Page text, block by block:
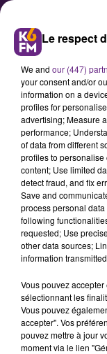
Donnez
geste de
Offrez
pour
Publié : 27
Le respect
We and our (447)
your consent and/or
information on a
profiles for
advertising; Measure
performance;
of data from different
profiles to
content; Use limited
detect fraud, and fix
Save and
process personal
following
requested; Use
other data sources;
information
Vous pouvez
sélectionnant les
Vous pouvez
accepter". Vos
pouvez mettre à jour
moment via le lien